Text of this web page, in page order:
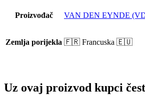
Proizvođač VAN DEN EYNDE
Zemlja porijekla 🇫🇷 Francuska 🇪🇺
Uz ovaj proizvod kupci